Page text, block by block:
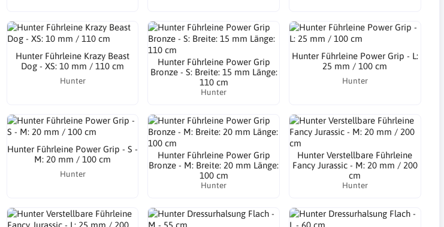
Hunter Führleine Krazy Beast
Dog - XS: 10 mm / 110 cm
Hunter
Hunter Führleine Power Grip
Bronze - S: Breite: 15 mm Länge:
110 cm
Hunter
Hunter Führleine Power Grip - L:
25 mm / 100 cm
Hunter
Hunter Führleine Power Grip - S -
M: 20 mm / 100 cm
Hunter
Hunter Führleine Power Grip
Bronze - M: Breite: 20 mm Länge:
100 cm
Hunter
Hunter Verstellbare Führleine
Fancy Jurassic - M: 20 mm / 200
cm
Hunter